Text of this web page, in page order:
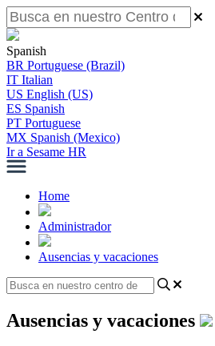
Spanish
BR Portuguese (Brazil)
IT Italian
US English (US)
ES Spanish
PT Portuguese
MX Spanish (Mexico)
Ir a Sesame HR
Home
Administrador
Ausencias y vacaciones
Ausencias y vacaciones